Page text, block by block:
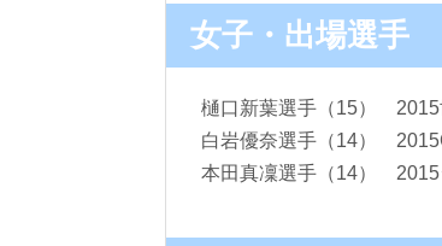
女子・出場選手
樋口新葉選手（15） 2015
白岩優奈選手（14）
本田真凜選手（14） 2015